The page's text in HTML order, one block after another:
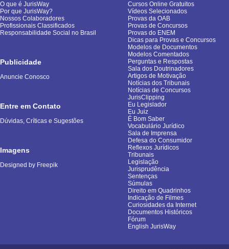
O que é JurisWay
Por que JurisWay?
Nossos Colaboradores
Profissionais Classificados
Responsabilidade Social no Brasil
Publicidade
Anuncie Conosco
Entre em Contato
Dúvidas, Críticas e Sugestões
Imagens
Designed by Freepik
Cursos Online Gratuitos
Vídeos Selecionados
Provas da OAB
Provas de Concursos
Provas do ENEM
Dicas para Provas e Concursos
Modelos de Documentos
Modelos Comentados
Perguntas e Respostas
Sala dos Doutrinadores
Artigos de Motivação
Notícias dos Tribunais
Notícias de Concursos
JurisClipping
Eu Legislador
Eu Juiz
É Bom Saber
Vocabulário Jurídico
Sala de Imprensa
Defesa do Consumidor
Reflexos Jurídicos
Tribunais
Legislação
Jurisprudência
Sentenças
Súmulas
Direito em Quadrinhos
Indicação de Filmes
Curiosidades da Internet
Documentos Históricos
Fórum
English JurisWay